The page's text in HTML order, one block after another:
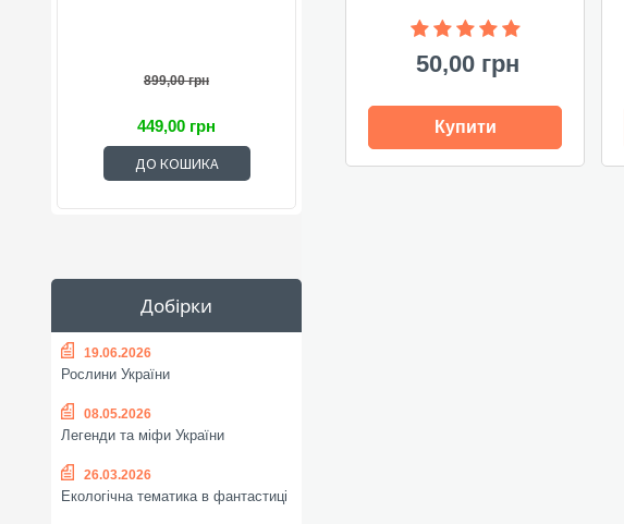
899,00 грн
449,00 грн
ДО КОШИКА
Добірки
19.06.2026
Рослини України
08.05.2026
Легенди та міфи України
26.03.2026
Екологічна тематика в фантастиці
50,00 грн
Купити